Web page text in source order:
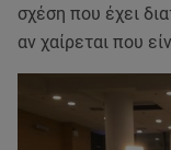
σχέση που έχει
αν χαίρεται που